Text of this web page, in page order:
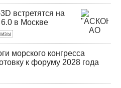
встретятся на
в Москве
морского конгресса
к форуму 2028 года